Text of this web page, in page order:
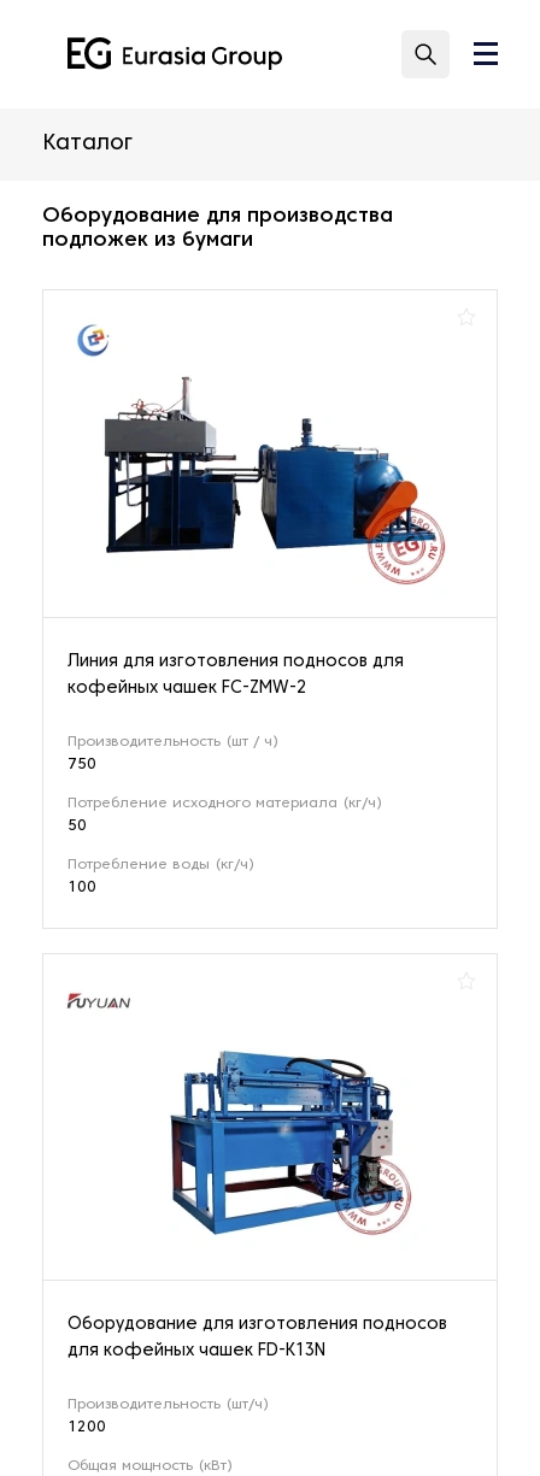
Каталог
Оборудование для производства
подложек из бумаги
Линия для изготовления подносов для
кофейных чашек FC-ZMW-2
Производительность (шт / ч)
750
Потребление исходного материала (кг/ч)
50
Потребление воды (кг/ч)
100
Оборудование для изготовления подносов
для кофейных чашек FD-K13N
Производительность (шт/ч)
1200
Общая мощность (кВт)